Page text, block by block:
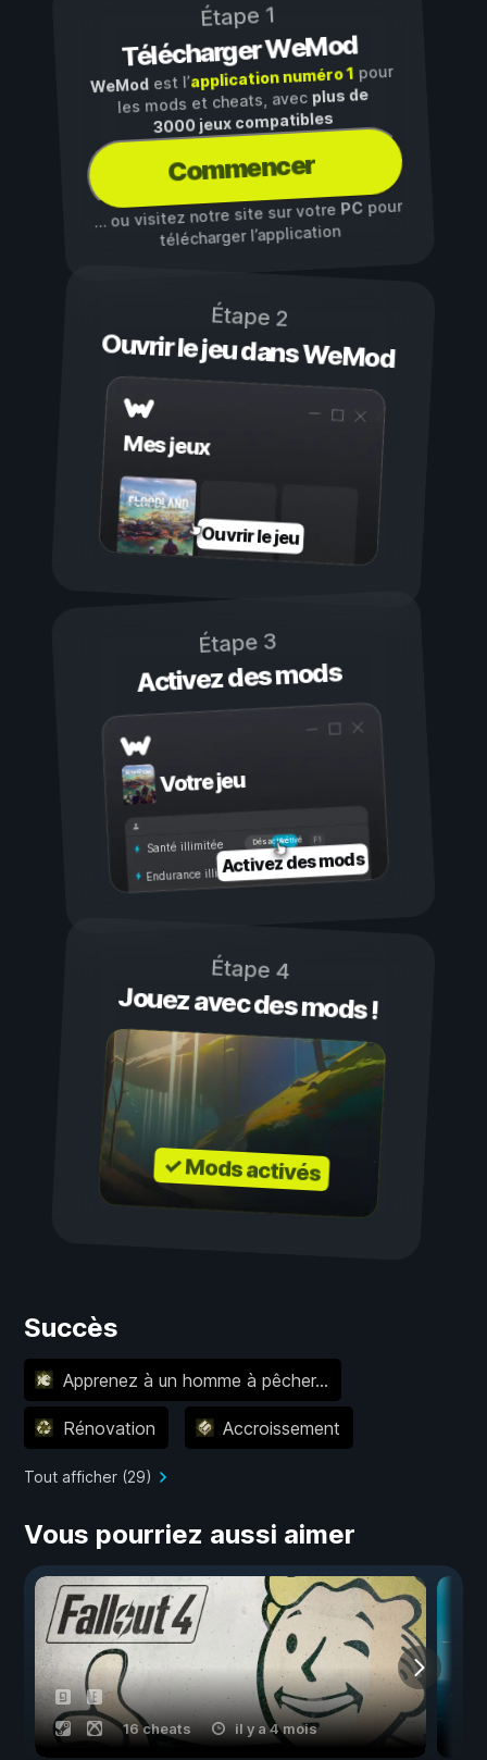
Étape 1
Télécharger WeMod
WeModest l’application numéro 1pour
les mods et cheats, avec plus de
3000 jeux compatibles
Commencer
… ou visitez notre site sur votre PCpour
télécharger l’application
Étape 2
Ouvrir le jeu dans WeMod
Mes jeux
Ouvrir le jeu
Étape 3
Activez des mods
Votre jeu
Activé
Désactivé
Santé illimitée
Endurance illimitéeActivez des mods
Étape 4
Jouez avec des mods !
✓ Mods activés
Succès
Apprenez à un homme à pêcher...
Rénovation Accroissement
Tout afficher (29)
Vous pourriez aussi aimer
16 cheats il y a 4 mois